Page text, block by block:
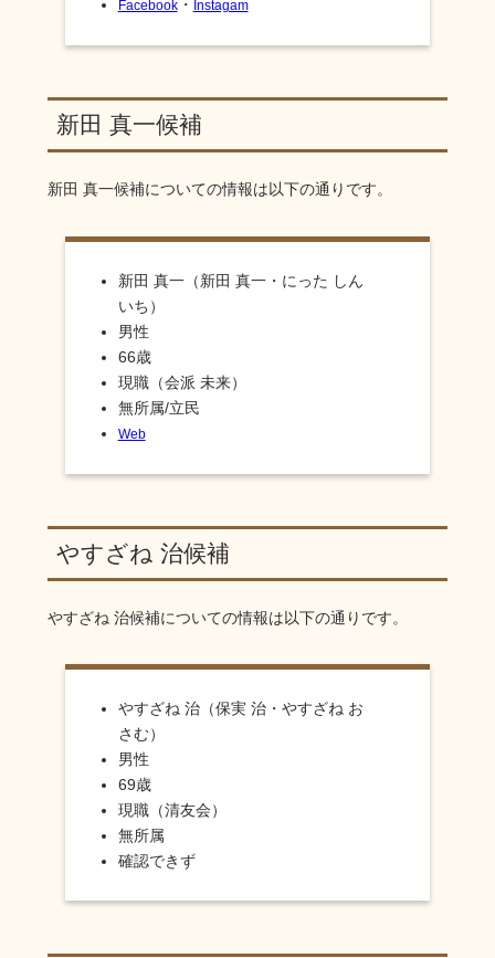
Facebook・ Instagam
新田 真一候補
新田 真一候補についての情報は以下の通りです。
新田 真一（新田 真一・にった しん
いち）
男性
66歳
現職（会派 未来）
無所属/立民
Web
やすざね 治候補
やすざね 治候補についての情報は以下の通りです。
やすざね 治（保実 治・やすざね お
さむ）
男性
69歳
現職（清友会）
無所属
確認できず